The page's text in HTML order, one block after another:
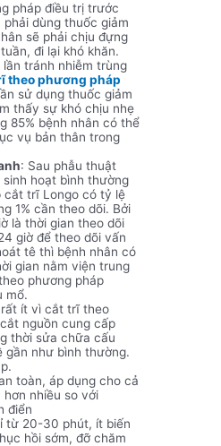
pháp điều trị trước
dùng thuốc giảm
sẽ phải chịu đựng
đi lại khó khăn.
tránh nhiễm trùng
theo phương pháp
sử dụng thuốc giảm
thấy sự khó chịu nhẹ
85% bệnh nhân có thể
vụ bản thân trong
: Sau phẫu thuật
hoạt bình thường
cắt trĩ Longo có tỷ lệ
1% cần theo dõi. Bởi
là thời gian theo dõi
giờ để theo dõi vấn
tê thì bệnh nhân có
gian nằm viện trung
phương pháp
mổ.
ít vì cắt trĩ theo
nguồn cung cấp
thời sửa chữa cấu
gần như bình thường.
toàn, áp dụng cho cả
hơn nhiều so với
điển
từ 20-30 phút, ít biến
hồi sớm, đỡ chăm